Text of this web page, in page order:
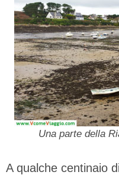
Una parte della
A qualche centinaio